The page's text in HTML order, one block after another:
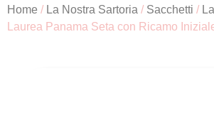
Home / La Nostra Sartoria / Sacchetti /
Laurea Panama Seta con Ricamo